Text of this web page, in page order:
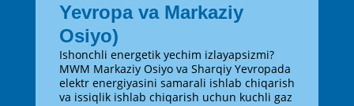
Yevropa va Markaziy
Osiyo)
Ishonchli energetik yechim izlayapsizmi?
MWM Markaziy Osiyo va Sharqiy Yevropada
elektr energiyasini samarali ishlab chiqarish
va issiqlik ishlab chiqarish uchun kuchli gaz